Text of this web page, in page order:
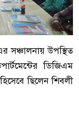
সঞ্চালনায় উপস্থিত
ডিজিএম
ছিলেন শিবলী